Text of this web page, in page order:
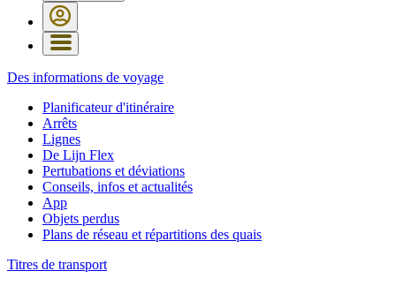
Des informations de voyage
Planificateur d'itinéraire
Arrêts
Lignes
De Lijn Flex
Pertubations et déviations
Conseils, infos et actualités
App
Objets perdus
Plans de réseau et répartitions des quais
Titres de transport